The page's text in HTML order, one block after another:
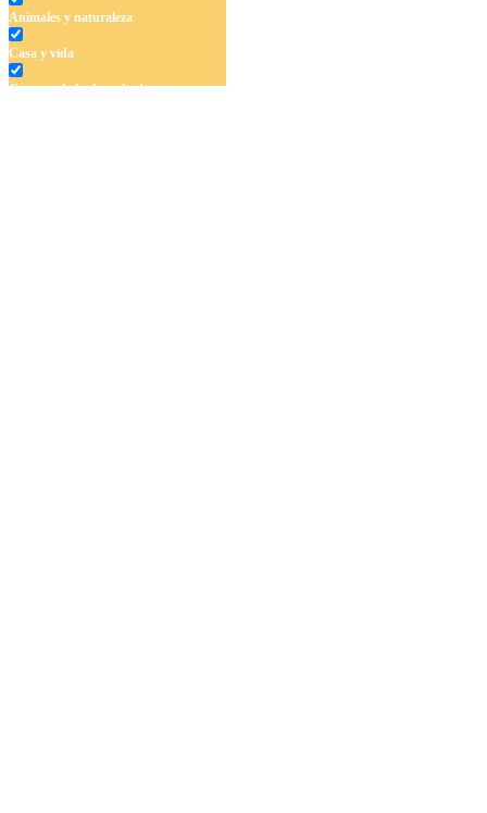
Animales y naturaleza
Casa y vida
Cuentos de hadas y hadas